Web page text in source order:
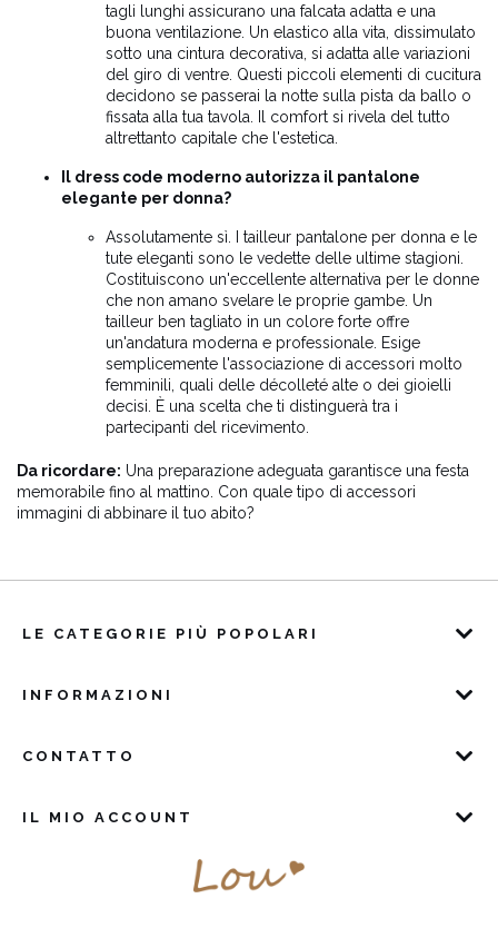
tagli lunghi assicurano una falcata adatta e una
buona ventilazione. Un elastico alla vita, dissimulato
sotto una cintura decorativa, si adatta alle variazioni
del giro di ventre. Questi piccoli elementi di cucitura
decidono se passerai la notte sulla pista da ballo o
fissata alla tua tavola. Il comfort si rivela del tutto
altrettanto capitale che l'estetica.
Il dress code moderno autorizza il pantalone
elegante per donna?
Assolutamente sì. I tailleur pantalone per donna e le
tute eleganti sono le vedette delle ultime stagioni.
Costituiscono un'eccellente alternativa per le donne
che non amano svelare le proprie gambe. Un
tailleur ben tagliato in un colore forte offre
un'andatura moderna e professionale. Esige
semplicemente l'associazione di accessori molto
femminili, quali delle décolleté alte o dei gioielli
decisi. È una scelta che ti distinguerà tra i
partecipanti del ricevimento.
Da ricordare: Una preparazione adeguata garantisce una festa
memorabile fino al mattino. Con quale tipo di accessori
immagini di abbinare il tuo abito?
LE CATEGORIE PIÙ POPOLARI
INFORMAZIONI
CONTATTO
IL MIO ACCOUNT